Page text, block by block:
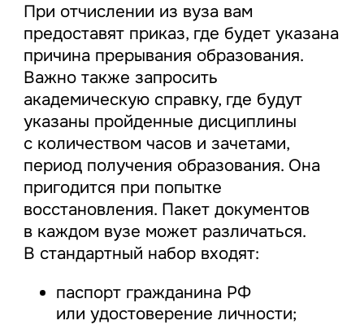
При отчислении из вуза вам
предоставят приказ, где будет указана
причина прерывания образования.
Важно также запросить
академическую справку, где будут
указаны пройденные дисциплины
с количеством часов и зачетами,
период получения образования. Она
пригодится при попытке
восстановления. Пакет документов
в каждом вузе может различаться.
В стандартный набор входят:
паспорт гражданина РФ
или удостоверение личности;